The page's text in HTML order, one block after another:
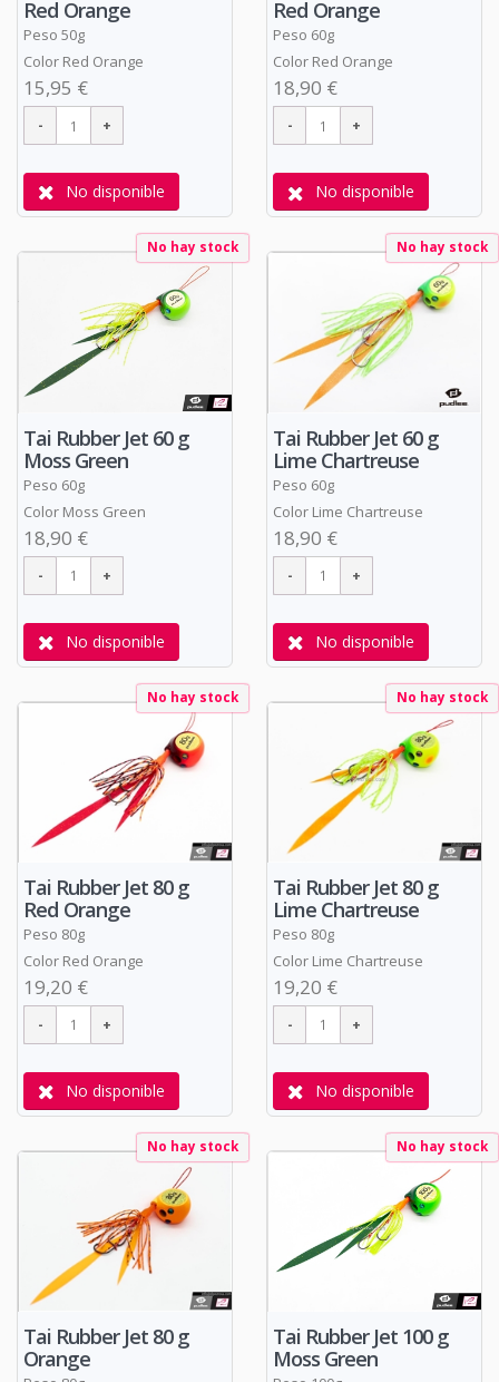
Red Orange
Peso 50g
Color Red Orange
15,95 €
No disponible
Red Orange
Peso 60g
Color Red Orange
18,90 €
No disponible
No hay stock
Tai Rubber Jet 60 g
Moss Green
Peso 60g
Color Moss Green
18,90 €
No disponible
No hay stock
Tai Rubber Jet 60 g
Lime Chartreuse
Peso 60g
Color Lime Chartreuse
18,90 €
No disponible
No hay stock
Tai Rubber Jet 80 g
Red Orange
Peso 80g
Color Red Orange
19,20 €
No disponible
No hay stock
Tai Rubber Jet 80 g
Lime Chartreuse
Peso 80g
Color Lime Chartreuse
19,20 €
No disponible
No hay stock
Tai Rubber Jet 80 g
Orange
No hay stock
Tai Rubber Jet 100 g
Moss Green